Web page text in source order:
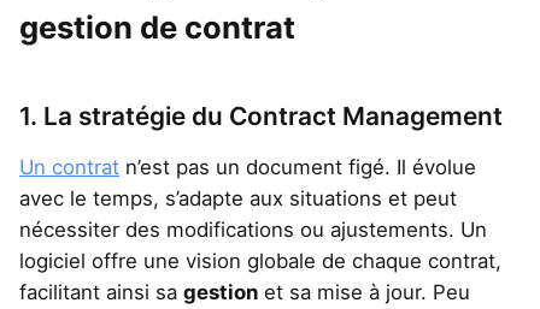
gestion de contrat
1. La stratégie du Contract Management
Un contrat n’est pas un document figé. Il évolue
avec le temps, s’adapte aux situations et peut
nécessiter des modifications ou ajustements. Un
logiciel offre une vision globale de chaque contrat,
facilitant ainsi sa gestion et sa mise à jour. Peu